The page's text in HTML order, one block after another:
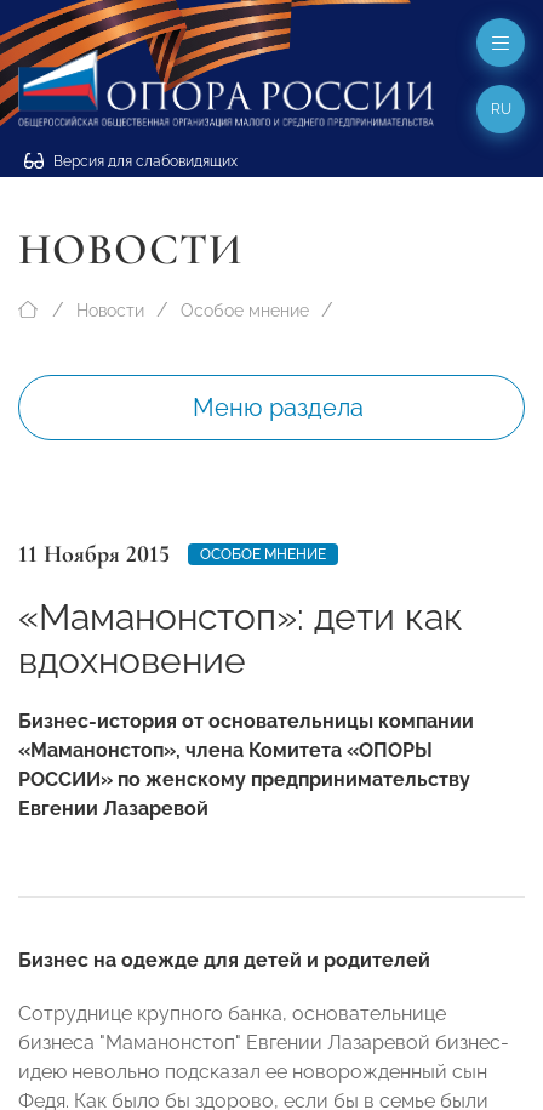
Версия для слабовидящих
RU
НОВОСТИ
Новости Особое мнение
Меню раздела
11 Ноября 2015 ОСОБОЕ МНЕНИЕ
«Маманонстоп»: дети как
вдохновение
Бизнес-история от основательницы компании
«Маманонстоп», члена Комитета «ОПОРЫ
РОССИИ» по женскому предпринимательству
Евгении Лазаревой
Бизнес на одежде для детей и родителей
Сотруднице крупного банка, основательнице
бизнеса "Маманонстоп" Евгении Лазаревой бизнес-
идею невольно подсказал ее новорожденный сын
Федя. Как было бы здорово, если бы в семье были